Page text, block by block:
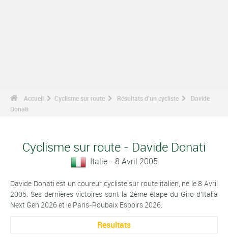
Accueil Cyclisme sur route Résultats d'un cycliste
Davide
Donati
Cyclisme sur route - Davide Donati
Italie - 8 Avril 2005
Davide Donati est un coureur cycliste sur route italien, né le 8 Avril
2005. Ses dernières victoires sont la 2ème étape du Giro d'Italia
Next Gen 2026 et le Paris-Roubaix Espoirs 2026.
Resultats